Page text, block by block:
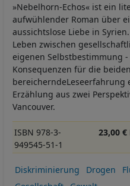
»Nebelhorn-Echos« ist ein
aufwühlender Roman über
aussichtslose Liebe in
Leben zwischen
eigenen Selbstbestimmung
Konsequenzen für die
bereicherndeLeseerfahrung
Erzählung aus zwei
Vancouver.
ISBN 978-3-
949545-51-1
23,00
Diskriminierung Drogen